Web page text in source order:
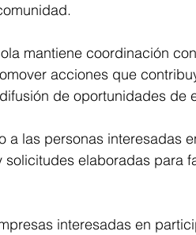
mantiene coordinación
acciones que
de oportunidades de
a las personas interesadas
elaboradas para
interesadas en